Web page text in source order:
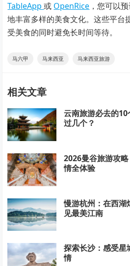
TableApp或 OpenRice ，您可以
地丰富多样的美食文化。这些平台
受美食的同时避免长时间等待。
马六甲 马来西亚 马来西亚旅游
相关文章
云南旅游必去的
过几个？
2026曼谷旅游攻
情全体验
慢游杭州：在西湖
见最美江南
探索长沙：感受星
情